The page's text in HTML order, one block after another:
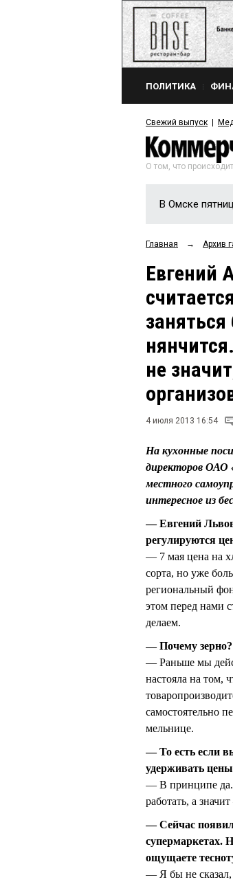
ПОЛИТИКА
Свежий выпуск
О том, что
В Омске
Главная → Архив
Евгений
не
4 июля 2013 16:54
На кухонные
директоров ОАО
местного
интересное из
— Евгений
регулируются
— 7 мая цена на
сорта, но уже
региональный
этом перед нами
делаем.
— Почему зерно?
— Раньше мы
настояла на том,
самостоятельно
мельнице.
— То есть если
удерживать
— В принципе да.
работать, а
— Сейчас
супермаркетах.
ощущаете
— Я бы не сказал,